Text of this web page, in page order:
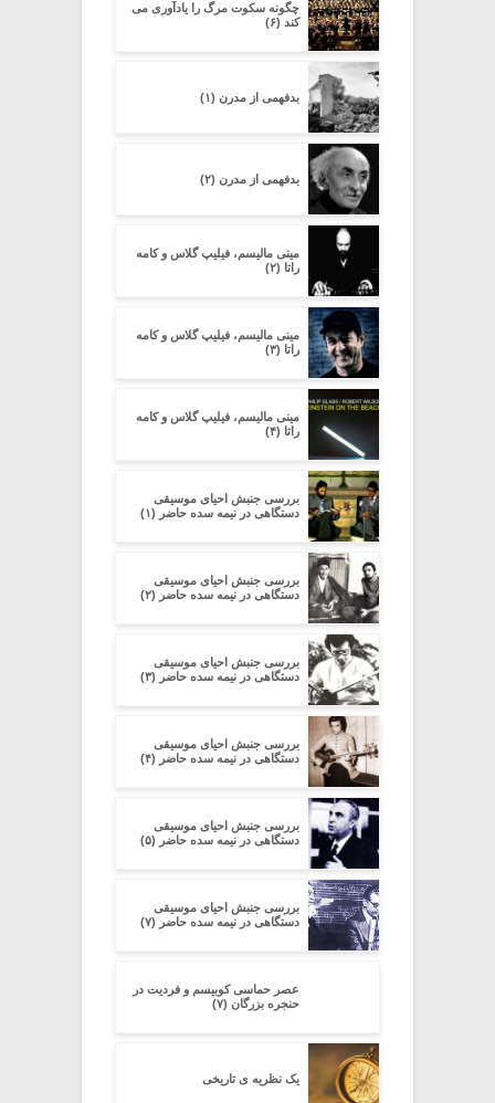
چگونه سکوت مرگ را یادآوری می
کند (۶)
بدفهمى از مدرن (۱)
بدفهمى از مدرن (۲)
مینی مالیسم، فیلیپ گلاس و کامه
راتا (۲)
مینی مالیسم، فیلیپ گلاس و کامه
راتا (۳)
مینی مالیسم، فیلیپ گلاس و کامه
راتا (۴)
بررسی جنبش احیای موسیقی
دستگاهی در نیمه سده‌ حاضر (۱)
بررسی جنبش احیای موسیقی
دستگاهی در نیمه سده‌ حاضر (۲)
بررسی جنبش احیای موسیقی
دستگاهی در نیمه سده‌ حاضر (۳)
بررسی جنبش احیای موسیقی
دستگاهی در نیمه سده‌ حاضر (۴)
بررسی جنبش احیای موسیقی
دستگاهی در نیمه سده‌ حاضر (۵)
بررسی جنبش احیای موسیقی
دستگاهی در نیمه سده‌ حاضر (۷)
عصر حماسی کوبیسم و فردیت در
حنجره بزرگان (۷)
یک نظریه ی تاریخی